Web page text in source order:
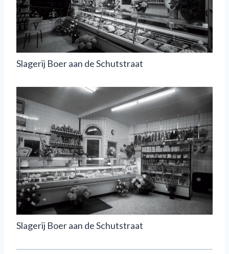
Slagerij Boer aan de Schutstraat
Slagerij Boer aan de Schutstraat